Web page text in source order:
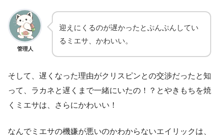
管理人
迎えにくるのが遅かったとぷんぷんしてい
るミエサ、かわいい。
そして、遅くなった理由がクリスピンとの交渉だったと知
って、ラカネと遅くまで一緒にいたの！？とやきもちを焼
くミエサは、さらにかわいい！
なんでミエサの機嫌が悪いのかわからないエイリックは、